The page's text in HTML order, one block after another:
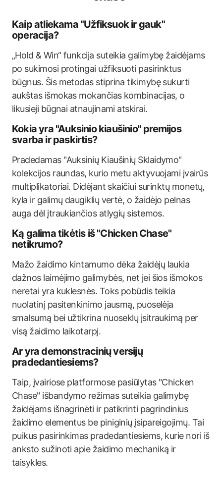
Kaip atliekama "Užfiksuok ir gauk"
operacija?
„Hold & Win“ funkcija suteikia galimybę žaidėjams
po sukimosi protingai užfiksuoti pasirinktus
būgnus. Šis metodas stiprina tikimybę sukurti
aukštas išmokas mokančias kombinacijas, o
likusieji būgnai atnaujinami atskirai.
Kokia yra "Auksinio kiaušinio" premijos
svarba ir paskirtis?
Pradedamas "Auksinių Kiaušinių Sklaidymo"
kolekcijos raundas, kurio metu aktyvuojami įvairūs
multiplikatoriai. Didėjant skaičiui surinktų monetų,
kyla ir galimų daugiklių vertė, o žaidėjo pelnas
auga dėl įtraukiančios atlygių sistemos.
Ką galima tikėtis iš "Chicken Chase"
netikrumo?
Mažo žaidimo kintamumo dėka žaidėjų laukia
dažnos laimėjimo galimybės, net jei šios išmokos
neretai yra kuklesnės. Toks pobūdis teikia
nuolatinį pasitenkinimo jausmą, puoselėja
smalsumą bei užtikrina nuoseklų įsitraukimą per
visą žaidimo laikotarpį.
Ar yra demonstracinių versijų
pradedantiesiems?
Taip, įvairiose platformose pasiūlytas "Chicken
Chase" išbandymo režimas suteikia galimybę
žaidėjams išnagrinėti ir patikrinti pagrindinius
žaidimo elementus be piniginių įsipareigojimų. Tai
puikus pasirinkimas pradedantiesiems, kurie nori iš
anksto sužinoti apie žaidimo mechaniką ir
taisykles.